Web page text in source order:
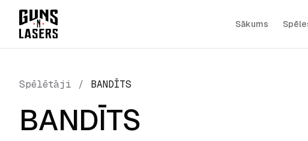
Sākums
Spēlētāji / BANDĪTS
BANDĪTS